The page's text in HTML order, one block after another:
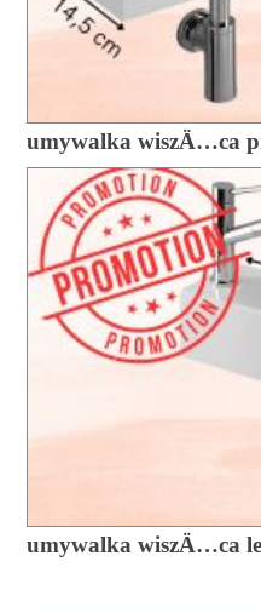
umywalka wiszÄ…ca
umywalka wiszÄ…ca